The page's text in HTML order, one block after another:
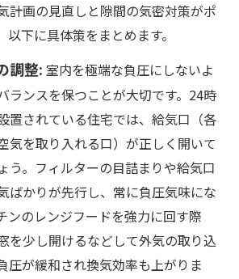
計画の見直しと隙間の気密対策がポ
下に具体策をまとめます。
調整: 室内を極端な負圧にしないよ
ランスを保つことが大切です。24時
置されている住宅では、給気口（各
気を取り入れる口）が正しく開いて
う。フィルターの目詰まりや給気口
ばかりが先行し、常に負圧気味にな
ンのレンジフードを強力に回す際
を少し開けるなどして外気の取り込
圧が緩和され換気効率も上がりま